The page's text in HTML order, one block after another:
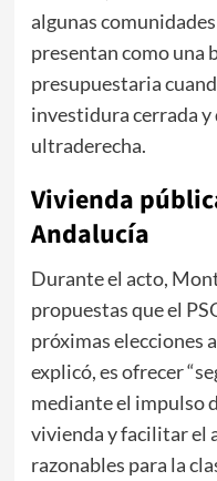
algunas
presentan como una
presupuestaria
investidura cerrada y
ultraderecha.
Vivienda
Andalucía
Durante el acto,
propuestas que el
próximas elecciones
explicó, es ofrecer
mediante el impulso
vivienda y facilitar el
razonables para la